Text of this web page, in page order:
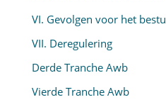
VI. Gevolgen voor het
VII. Deregulering
Derde Tranche Awb
Vierde Tranche Awb